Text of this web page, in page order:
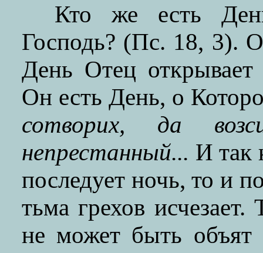
Кто же есть
Господь? (Пс. 18, 3).
День Отец открывает
Он есть День, о
сотворих, да
непрестанный... И так
последует ночь, то и
тьма грехов
не может быть